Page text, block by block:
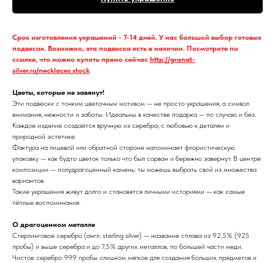
Срок изготовления украшений - 7-14 дней. У нас большой выбор готовых
подвесок. Возможно, эта подвеска есть в наличии. Посмотрите по
ссылке, что можно купить прямо сейчас http://granat-
silver.ru/necklaces_stock
Цветы, которые не завянут!
Эти подвески с тонким цветочным мотивом — не просто украшения, а символ
внимания, нежности и заботы. Идеальны в качестве подарка — по случаю и без.
Каждое изделие создаётся вручную из серебра, с любовью к деталям и
природной эстетике.
Фактура на лицевой или обратной стороне напоминает флористическую
упаковку — как будто цветок только что был сорван и бережно завернут. В центре
композиции — полудрагоценный камень: ты можешь выбрать свой из множества
вариантов.
Такие украшения живут долго и становятся личными историями — как самые
тёплые воспоминания.
О драгоценном металле
Стерлинговое серебро (англ. sterling silver) — название сплава из 92,5% (925
пробы) и выше серебра и до 7,5% других металлов, по большей части меди.
Чистое серебро 999 пробы слишком мягкое для создания больших предметов и